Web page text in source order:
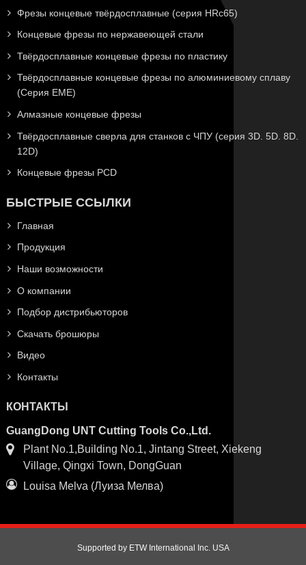
Фрезы концевые твёрдосплавные (серия HRc65)
Концевые фрезы по нержавеющей стали
Твёрдосплавные концевые фрезы по пластику
Твёрдосплавные концевые фрезы по алюминиевому сплаву
(Серия EME)
Алмазные концевые фрезы
Твёрдосплавные сверла для станков с ЧПУ (серия 3D. 5D. 8D.
12D)
Концевые фрезы PCD
БЫСТРЫЕ ССЫЛКИ
Главная
Продукция
Наши возможности
О компании
Подбор дистрибьюторов
Скачать брошюры
Видео
Контакты
КОНТАКТЫ
GuangDong UNT Cutting Tools Co.,Ltd.
Plant No.1,Building No.1, Jintang Street, Xiekeng
Village, Qingxi Town, DongGuan
Louisa Melva (Луиза Мелва)
Supported by ETW International Inc. USA